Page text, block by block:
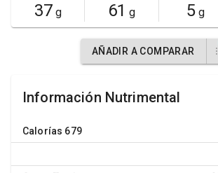
37 g 61 g 5g
AÑADIR A COMPARAR
Información Nutrimental
Calorías 679